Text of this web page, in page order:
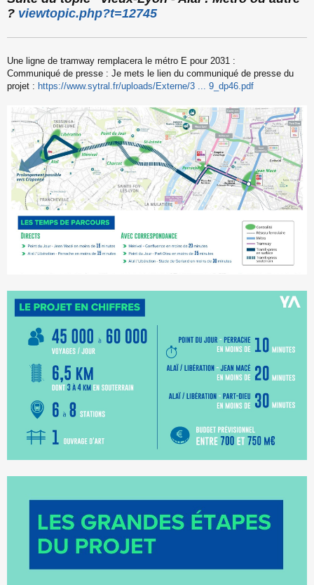
g
n
o
n
? viewtopic.php?t=12745
Une ligne de tramway remplacera le métro E pour 2031 :
Communiqué de presse : Je mets le lien du communiqué de presse du
projet : https://www.sytral.fr/uploads/Externe/3 ... 9_dp46.pdf